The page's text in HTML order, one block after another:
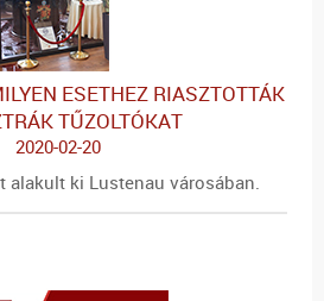
ESETHEZ RIASZTOTTÁK
TŰZOLTÓKAT
2020-02-20
alakult ki Lustenau városában.